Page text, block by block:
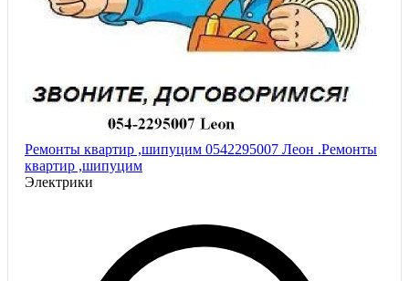
Ремонты квартир ,шипуцим 0542295007 Леон .Ремонты
квартир ,шипуцим
Электрики